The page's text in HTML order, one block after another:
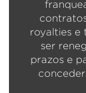
royalties e
ser
prazos e